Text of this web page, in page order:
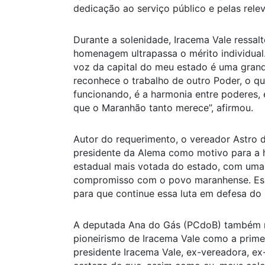
dedicação ao serviço público e pelas
Durante a solenidade, Iracema Vale
homenagem ultrapassa o mérito
voz da capital do meu estado é uma
reconhece o trabalho de outro Poder, o
funcionando, é a harmonia entre
que o Maranhão tanto merece”, afirmou.
Autor do requerimento, o vereador Astro
presidente da Alema como motivo para a
estadual mais votada do estado, com
compromisso com o povo maranhense.
para que continue essa luta em defesa do
A deputada Ana do Gás (PCdoB)
pioneirismo de Iracema Vale como a
presidente Iracema Vale, ex-vereadora,